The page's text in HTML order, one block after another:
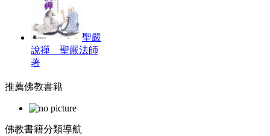
聖嚴
說禪 聖嚴法師
著
推薦佛教書籍
佛教書籍分類導航